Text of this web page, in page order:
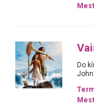
Do